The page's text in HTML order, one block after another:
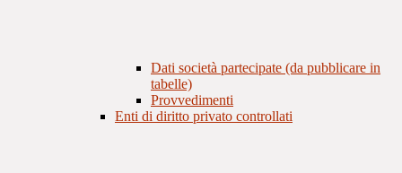
Dati società partecipate (da pubblicare in
tabelle)
Provvedimenti
Enti di diritto privato controllati